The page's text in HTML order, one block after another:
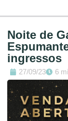
Noite de
ingressos
27/09/23 6